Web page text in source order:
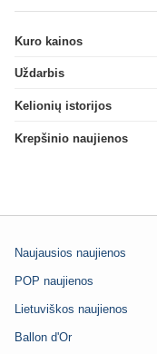
Kuro kainos
Uždarbis
Kelionių istorijos
Krepšinio naujienos
Naujausios naujienos
POP naujienos
Lietuviškos naujienos
Ballon d'Or